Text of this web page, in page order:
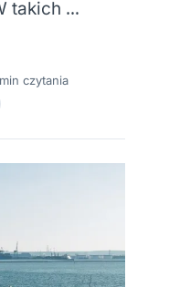
takich …
czytania